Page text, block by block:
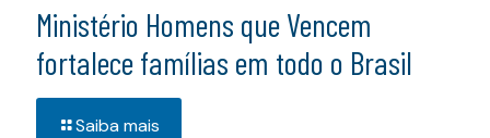
Ministério Homens que Vencem
fortalece famílias em todo o Brasil
Saiba mais